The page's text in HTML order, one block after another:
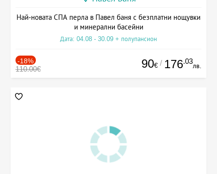
Най-новата СПА перла в Павел баня с безплатни нощувки
и минерални басейни
Дата: 04.08 - 30.09 + полупансион
-18%
110.00€ 90€ / 176.03
лв.